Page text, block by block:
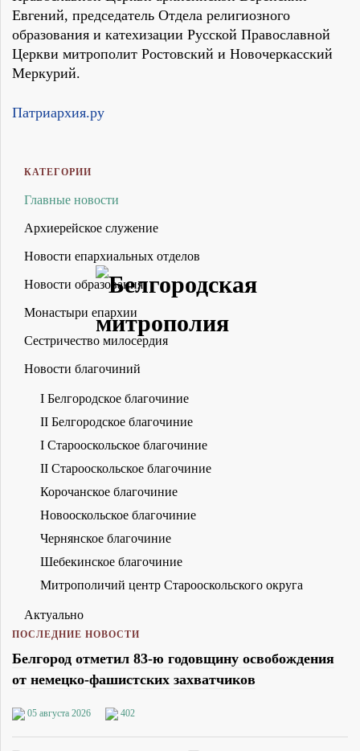
Евгений, председатель Отдела религиозного
образования и катехизации Русской Православной
Церкви митрополит Ростовский и Новочеркасский
Меркурий.
Патриархия.ру
КАТЕГОРИИ
Главные новости
Архиерейское служение
Новости епархиальных отделов
Новости образования
Монастыри епархии
Сестричество милосердия
Новости благочиний
I Белгородское благочиние
II Белгородское благочиние
I Старооскольское благочиние
II Старооскольское благочиние
Корочанское благочиние
Новооскольское благочиние
Чернянское благочиние
Шебекинское благочиние
Митрополичий центр Старооскольского округа
Актуально
ПОСЛЕДНИЕ НОВОСТИ
Белгород отметил 83-ю годовщину освобождения
от немецко-фашистских захватчиков
05 августа 2026 402